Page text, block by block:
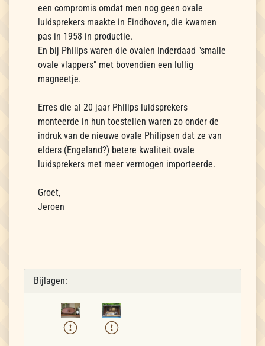
een compromis omdat men nog geen ovale
luidsprekers maakte in Eindhoven, die kwamen
pas in 1958 in productie.
En bij Philips waren die ovalen inderdaad "smalle
ovale vlappers" met bovendien een lullig
magneetje.
Erres die al 20 jaar Philips luidsprekers
monteerde in hun toestellen waren zo onder de
indruk van de nieuwe ovale Philipsen dat ze van
elders (Engeland?) betere kwaliteit ovale
luidsprekers met meer vermogen importeerde.
Groet,
Jeroen
Bijlagen: